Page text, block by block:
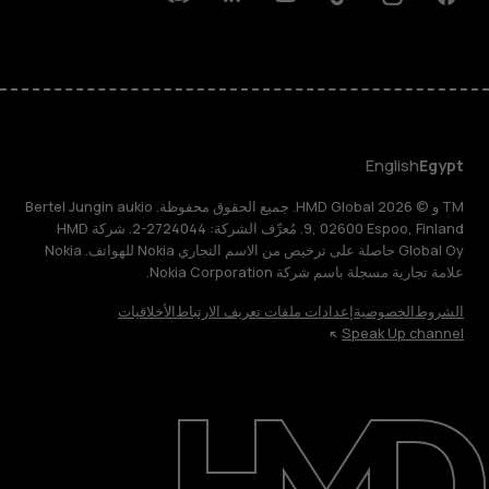
حول
الدعم
Facebook
Instagram
Tiktok
Youtube
Linkedin
Discord
Egypt
English
TM و © 2026 HMD Global. جميع الحقوق محفوظة. Bertel Jungin aukio
9, 02600 Espoo, Finland. مُعرِّف الشركة: 2724044-2. شركة HMD
Global Oy حاصلة على ترخيص من الاسم التجاري Nokia للهواتف. Nokia
علامة تجارية مسجلة باسم شركة Nokia Corporation.
الشروطالخصوصيةإعدادات ملفات تعريف الارتباطالأخلاقيات
Speak Up channel